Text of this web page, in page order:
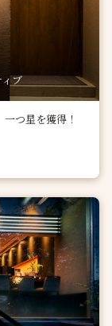
ブ
つ星を獲得！